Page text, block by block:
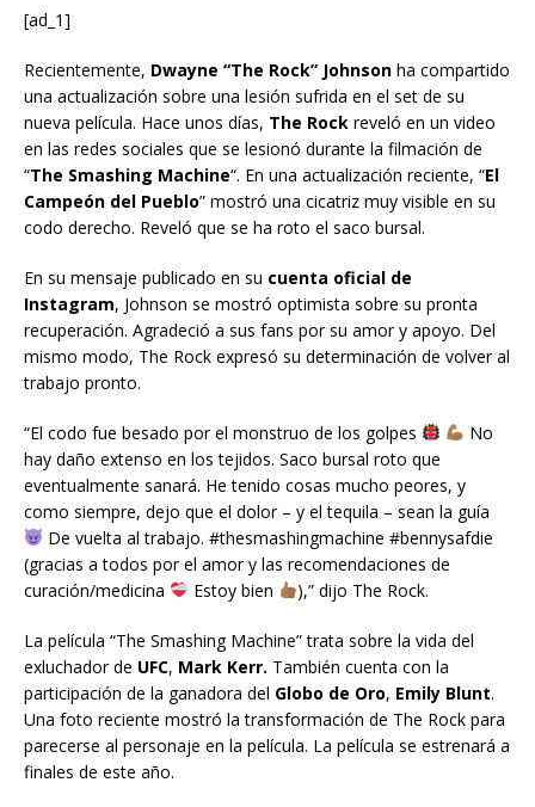
[ad_1]
Recientemente, Dwayne “The Rock” Johnson ha compartido
una actualización sobre una lesión sufrida en el set de su
nueva película. Hace unos días, The Rock reveló en un video
en las redes sociales que se lesionó durante la filmación de
“The Smashing Machine“. En una actualización reciente, “El
Campeón del Pueblo” mostró una cicatriz muy visible en su
codo derecho. Reveló que se ha roto el saco bursal.
En su mensaje publicado en su cuenta oficial de
Instagram, Johnson se mostró optimista sobre su pronta
recuperación. Agradeció a sus fans por su amor y apoyo. Del
mismo modo, The Rock expresó su determinación de volver al
trabajo pronto.
“El codo fue besado por el monstruo de los golpes
No
hay daño extenso en los tejidos. Saco bursal roto que
eventualmente sanará. He tenido cosas mucho peores, y
como siempre, dejo que el dolor – y el tequila – sean la guía
De vuelta al trabajo. #thesmashingmachine #bennysafdie
(gracias a todos por el amor y las recomendaciones de
curación/medicina
Estoy bien ),” dijo The Rock.
La película “The Smashing Machine” trata sobre la vida del
exluchador de UFC, Mark Kerr. También cuenta con la
participación de la ganadora del Globo de Oro, Emily Blunt.
Una foto reciente mostró la transformación de The Rock para
parecerse al personaje en la película. La película se estrenará a
finales de este año.